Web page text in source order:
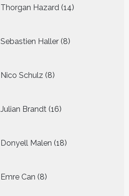
Thorgan Hazard 14
producten
Sebastien Haller 8
producten
Nico Schulz 8
producten
Julian Brandt 16
producten
Donyell Malen 18
producten
Emre Can 8
producten